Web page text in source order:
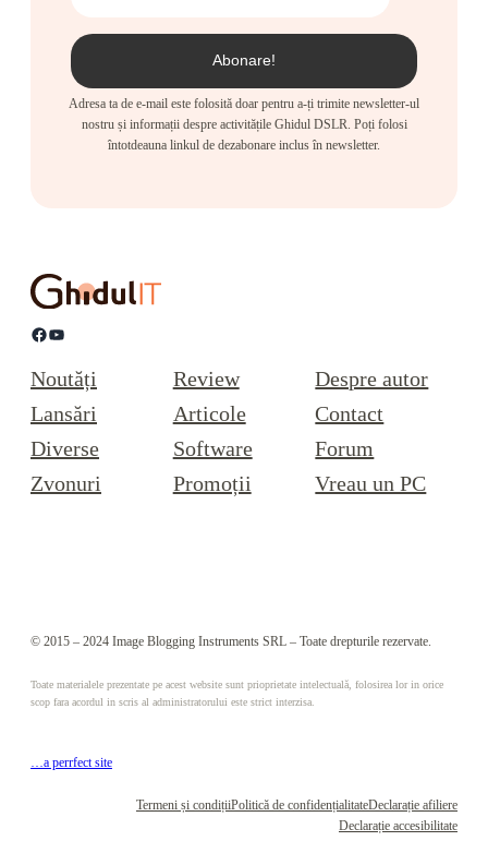
Adresa ta de e-mail este folosită doar pentru a-ți trimite newsletter-ul
nostru și informații despre activitățile Ghidul DSLR. Poți folosi
întotdeauna linkul de dezabonare inclus în newsletter.
Facebook YouTube
Noutăți
Lansări
Diverse
Zvonuri
Review
Articole
Software
Promoții
Despre autor
Contact
Forum
Vreau un PC
© 2015 – 2024 Image Blogging Instruments SRL – Toate drepturile rezervate.
Toate materialele prezentate pe acest website sunt prioprietate intelectuală, folosirea lor in orice
scop fara acordul in scris al administratorului este strict interzisa.
…a perrfect site
Termeni și condițiiPolitică de confidențialitateDeclarație afiliere
Declarație accesibilitate